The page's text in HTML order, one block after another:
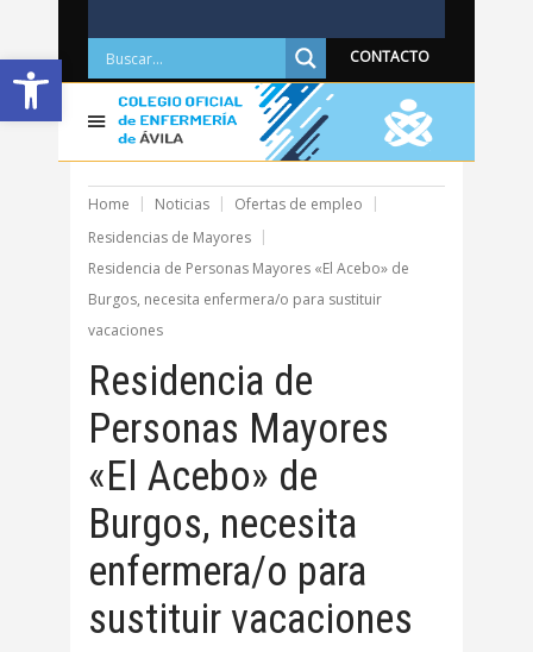
Abrir barra de herramientas CONTACTO
Home Noticias
Ofertas de empleo
Residencias de Mayores
Residencia de Personas Mayores «El Acebo» de
Burgos, necesita enfermera/o para sustituir
vacaciones
Residencia de
Personas Mayores
«El Acebo» de
Burgos, necesita
enfermera/o para
sustituir vacaciones